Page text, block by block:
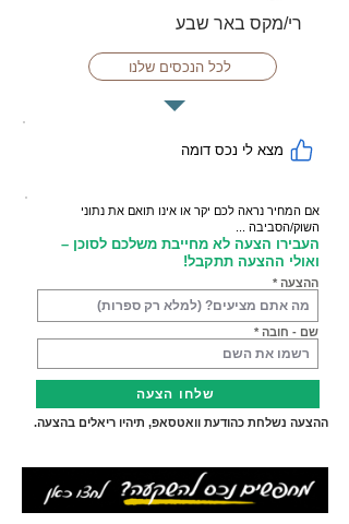
רי/מקס באר שבע
לכל הנכסים שלנו
מצא לי נכס דומה
אם המחיר נראה לכם יקר או אינו תואם את נתוני
השוק/הסביבה ...
העבירו הצעה לא מחייבת משלכם לסוכן –
ואולי ההצעה תתקבל!
ההצעה
שם - חובה
שלחו הצעה
ההצעה נשלחת כהודעת וואטסאפ, תיהיו ריאלים בהצעה.